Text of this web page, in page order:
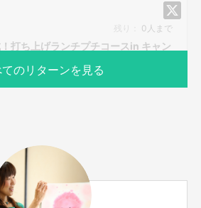
残り： 0人まで
打ち上げランチプチコースin キャン
お届け予定日
のリターンを見る